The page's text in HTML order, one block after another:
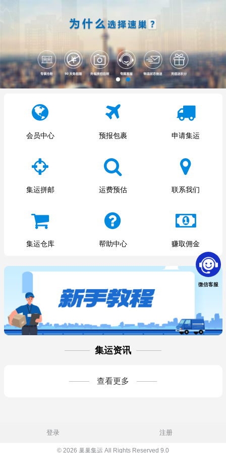
会员中心 预报包裹 申请集运
集运拼邮 运费预估 联系我们
集运仓库 帮助中心 赚取佣金
集运资讯
查看更多
登录 注册
© 2026 巢巢集运 All Rights Reserved 9.0
微信客服